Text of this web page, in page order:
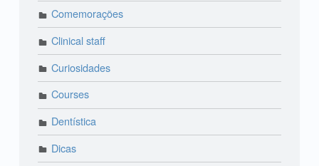
Comemorações
Clinical staff
Curiosidades
Courses
Dentística
Dicas